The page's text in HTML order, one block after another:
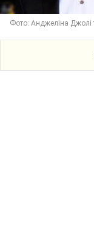
Фото: Анджеліна Джолі